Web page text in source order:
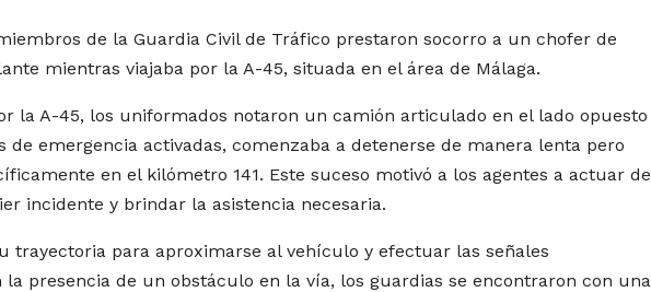
de la Guardia Civil de Tráfico prestaron socorro a un chofer de
mientras viajaba por la A-45, situada en el área de Málaga.
la A-45, los uniformados notaron un camión articulado en el lado opuesto
de emergencia activadas, comenzaba a detenerse de manera lenta pero
en el kilómetro 141. Este suceso motivó a los agentes a actuar de
incidente y brindar la asistencia necesaria.
trayectoria para aproximarse al vehículo y efectuar las señales
presencia de un obstáculo en la vía, los guardias se encontraron con una